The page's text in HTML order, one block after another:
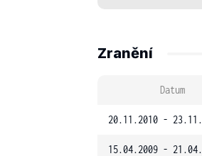
Zranění
Datum
20.11.2010 -
15.04.2009 -